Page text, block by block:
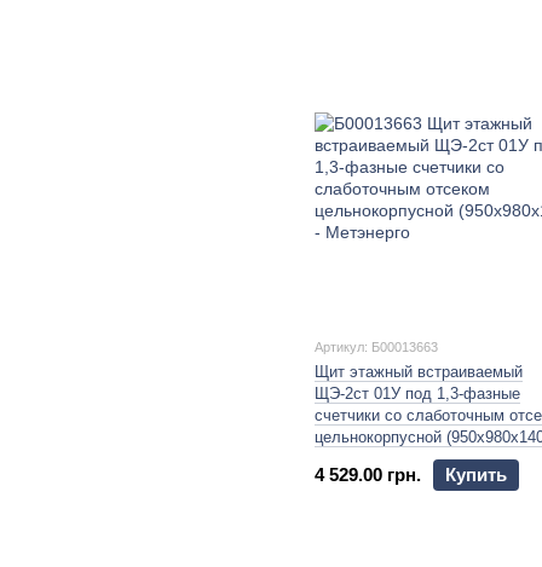
Артикул: Б00013663
Щит этажный встраиваемый
ЩЭ-2ст 01У под 1,3-фазные
счетчики со слаботочным
цельнокорпусной
4 529.00 грн. Купить